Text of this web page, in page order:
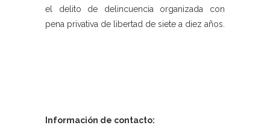
el delito de delincuencia organizada con
pena privativa de libertad de siete a diez años.
Información de contacto: